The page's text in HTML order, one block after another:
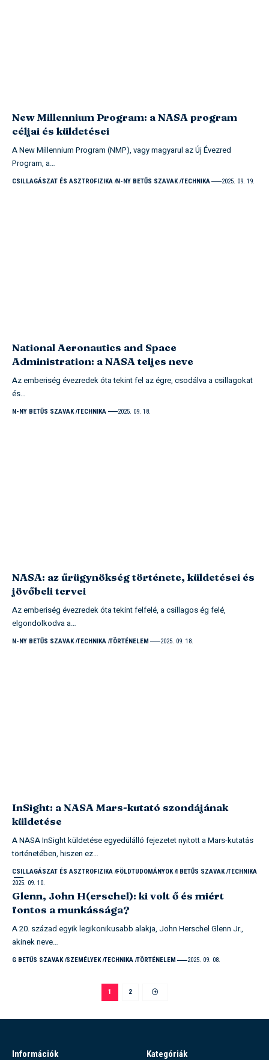
New Millennium Program: a NASA program
céljai és küldetései
A New Millennium Program (NMP), vagy magyarul az Új Évezred
Program, a…
CSILLAGÁSZAT ÉS ASZTROFIZIKA N-NY BETŰS SZAVAK TECHNIKA 2025. 09. 19.
National Aeronautics and Space
Administration: a NASA teljes neve
Az emberiség évezredek óta tekint fel az égre, csodálva a csillagokat
és…
N-NY BETŰS SZAVAK TECHNIKA 2025. 09. 18.
NASA: az űrügynökség története, küldetései és
jövőbeli tervei
Az emberiség évezredek óta tekint felfelé, a csillagos ég felé,
elgondolkodva a…
N-NY BETŰS SZAVAK TECHNIKA TÖRTÉNELEM 2025. 09. 18.
InSight: a NASA Mars-kutató szondájának
küldetése
A NASA InSight küldetése egyedülálló fejezetet nyitott a Mars-kutatás
történetében, hiszen ez…
CSILLAGÁSZAT ÉS ASZTROFIZIKA FÖLDTUDOMÁNYOK I BETŰS SZAVAK TECHNIKA
2025. 09. 10.
Glenn, John H(erschel): ki volt ő és miért
fontos a munkássága?
A 20. század egyik legikonikusabb alakja, John Herschel Glenn Jr.,
akinek neve…
G BETŰS SZAVAK SZEMÉLYEK TECHNIKA TÖRTÉNELEM 2025. 09. 08.
1 2
Információk
Kategóriák